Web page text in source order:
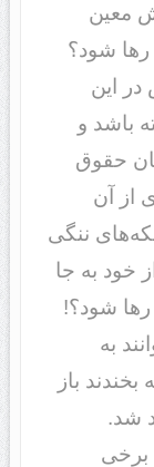
معین
رها شود؟
این
باشد و
تومان حقوق
از آن
ننگی
است که در جریان حوادث سال ۸۸ از خود به جا
رها شود؟!
به
باز
شد.
برخی